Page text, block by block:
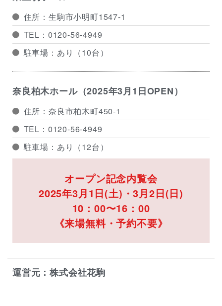
住所：生駒市小明町1547-1
TEL：0120-56-4949
駐車場：あり（10台）
奈良柏木ホール（2025年3月1日OPEN）
住所：奈良市柏木町450-1
TEL：0120-56-4949
駐車場：あり（12台）
オープン記念内覧会
2025年3月1日(土)・3月2日(日)
10：00〜16：00
《来場無料・予約不要》
運営元：株式会社花駒